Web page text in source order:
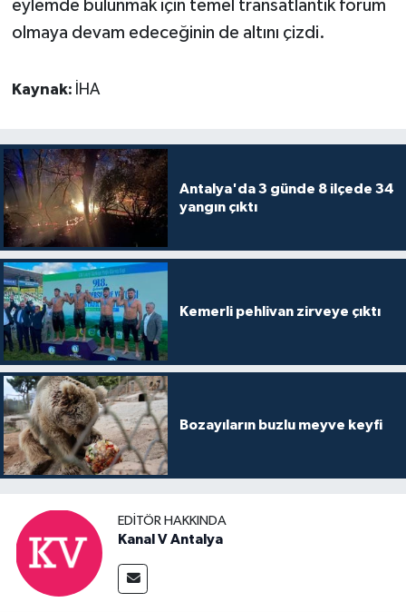
eylemde bulunmak için temel transatlantik forum
olmaya devam edeceğinin de altını çizdi.
Kaynak: İHA
Antalya'da 3 günde 8 ilçede 34
yangın çıktı
Kemerli pehlivan zirveye çıktı
Bozayıların buzlu meyve keyfi
EDITÖR HAKKINDA
Kanal V Antalya